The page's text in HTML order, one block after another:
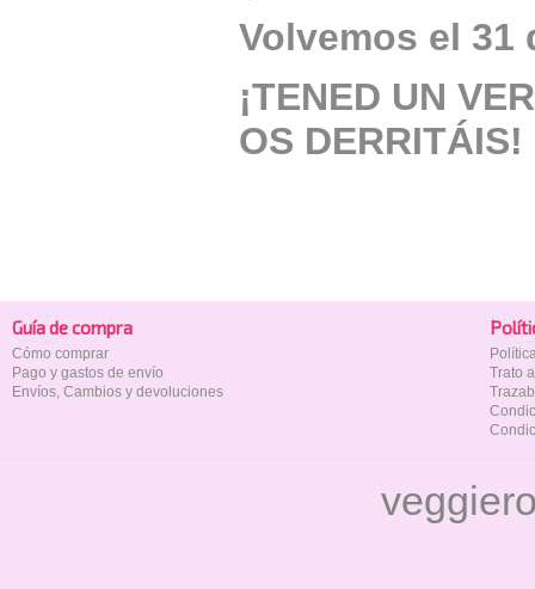
Volvemos el 31
¡TENED UN
OS DERRITÁIS!
Guía de compra
Cómo comprar
Pago y gastos de envío
Envíos, Cambios y devoluciones
Trato